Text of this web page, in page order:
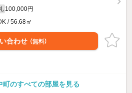
100,000円
/ 56.68㎡
合わせ （無料）
町のすべての部屋を見る